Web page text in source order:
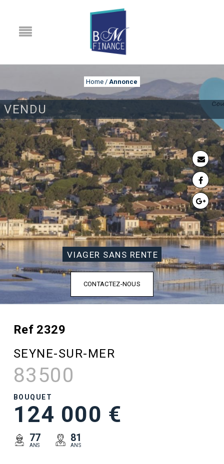
VENDU
Home / Annonce
ANNONCE
VIAGER SANS RENTE
CONTACTEZ-NOUS
Ref 2329
SEYNE-SUR-MER
83500
BOUQUET
124 000 €
77
ANS
81
ANS